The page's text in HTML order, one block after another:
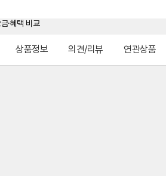
상품정보 의견/리뷰 연관상품